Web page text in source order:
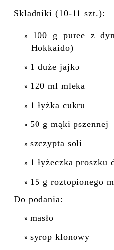
Składniki (10-11 szt.):
100 g puree z
Hokkaido)
1 duże jajko
120 ml mleka
1 łyżka cukru
50 g mąki pszennej
szczypta soli
1 łyżeczka proszku
15 g roztopionego
Do podania:
masło
syrop klonowy